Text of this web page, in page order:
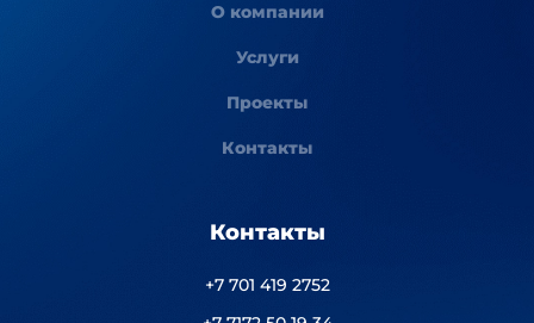
О компании
Услуги
Проекты
Контакты
Контакты
+7 701 419 2752